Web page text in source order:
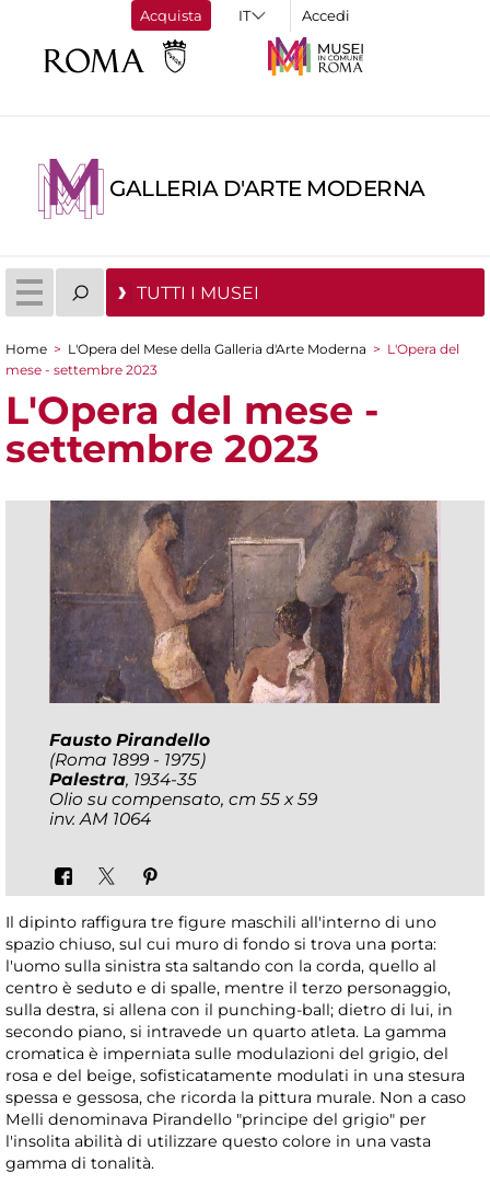
Acquista Accedi
GALLERIA D'ARTE MODERNA
TUTTI I MUSEI
Tu sei qui
Home > L'Opera del Mese della Galleria d'Arte Moderna > L'Opera del
mese - settembre 2023
L'Opera del mese -
settembre 2023
Fausto Pirandello
(Roma 1899 - 1975)
Palestra, 1934-35
Olio su compensato, cm 55 x 59
inv. AM 1064
Il dipinto raffigura tre figure maschili all'interno di uno
spazio chiuso, sul cui muro di fondo si trova una porta:
l'uomo sulla sinistra sta saltando con la corda, quello al
centro è seduto e di spalle, mentre il terzo personaggio,
sulla destra, si allena con il punching-ball; dietro di lui, in
secondo piano, si intravede un quarto atleta. La gamma
cromatica è imperniata sulle modulazioni del grigio, del
rosa e del beige, sofisticatamente modulati in una stesura
spessa e gessosa, che ricorda la pittura murale. Non a caso
Melli denominava Pirandello "principe del grigio" per
l'insolita abilità di utilizzare questo colore in una vasta
gamma di tonalità.